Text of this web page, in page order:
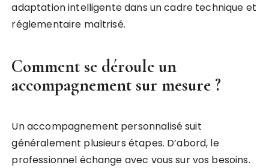
adaptation intelligente dans un cadre technique et
réglementaire maîtrisé.
Comment se déroule un
accompagnement sur mesure ?
Un accompagnement personnalisé suit
généralement plusieurs étapes. D’abord, le
professionnel échange avec vous sur vos besoins.